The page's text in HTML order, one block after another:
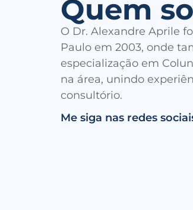
Quem
O Dr. Alexandre Aprile
Paulo em 2003, onde
especialização em
na área, unindo
consultório.
Me siga nas redes